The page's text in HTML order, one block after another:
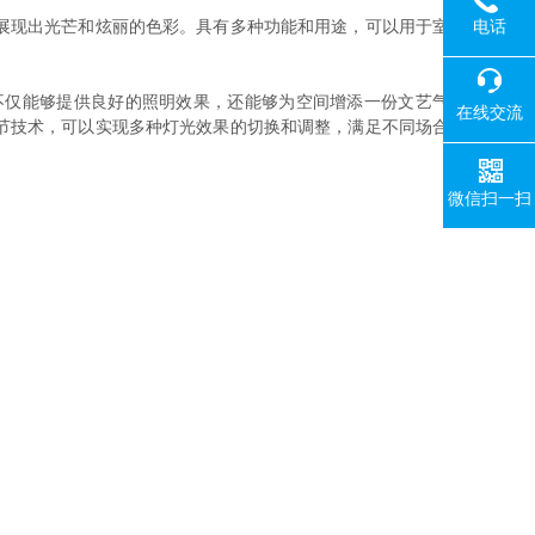
光芒和炫丽的色彩。具有多种功能和用途，可以用于室
够提供良好的照明效果，还能够为空间增添一份文艺气
术，可以实现多种灯光效果的切换和调整，满足不同场合
电话
在线交流
微信扫一扫